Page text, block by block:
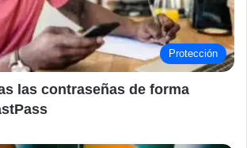
Protección
las contraseñas de forma